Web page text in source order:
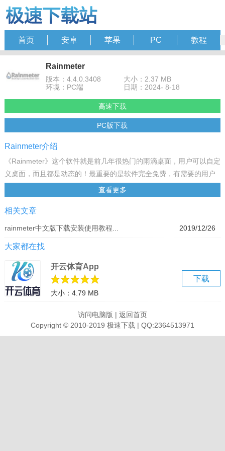
首页 安卓 苹果 PC 教程
Rainmeter
版本：4.4.0.3408
大小：2.37 MB
环境：PC端
日期：2024- 8-18
高速下载
PC版下载
Rainmeter介绍
《Rainmeter》这个软件就是前几年很热门的雨滴桌面，用户可以自定
义桌面，而且都是动态的！最重要的是软件完全免费，有需要的用户
软件介绍
Rainmeter 是一款功能极其强大的桌面动效软件，并在许多网友的帮
助下逐渐建立起了强大的社区，可以高度自定义桌面。
CPU 状态。就像这个桌面，整体以像素风格为主，功能性的图标显示
在右侧，右下角可以显示 CPU 状态。如果想让桌面变得更有特色，你
会喜欢上 Rainmeter 的。
Rainmeter 不是 WindowBlinds(tm)。 它没有任何能力以任何方式更改
您的开始菜单，任务栏，通知区域 （以前称为系统托盘） 或任何其他
查看更多
相关文章
2019/12/26
rainmeter中文版下载安装使用教程...
大家都在找
下载
开云体育App
大小：4.79 MB
访问电脑版 | 返回首页
Copyright © 2010-2019 极速下载 | QQ:2364513971